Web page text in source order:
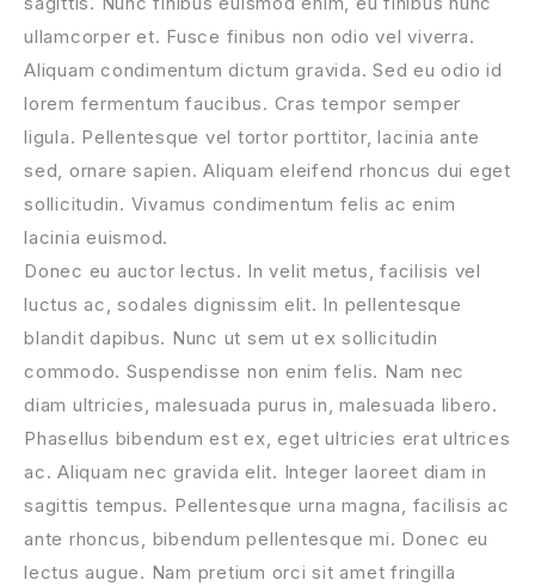
ullamcorper et. Fusce finibus non odio vel viverra.
Aliquam condimentum dictum gravida. Sed eu odio id
lorem fermentum faucibus. Cras tempor semper
ligula. Pellentesque vel tortor porttitor, lacinia ante
sed, ornare sapien. Aliquam eleifend rhoncus dui eget
sollicitudin. Vivamus condimentum felis ac enim
lacinia euismod.
Donec eu auctor lectus. In velit metus, facilisis vel
luctus ac, sodales dignissim elit. In pellentesque
blandit dapibus. Nunc ut sem ut ex sollicitudin
commodo. Suspendisse non enim felis. Nam nec
diam ultricies, malesuada purus in, malesuada libero.
Phasellus bibendum est ex, eget ultricies erat ultrices
ac. Aliquam nec gravida elit. Integer laoreet diam in
sagittis tempus. Pellentesque urna magna, facilisis ac
ante rhoncus, bibendum pellentesque mi. Donec eu
lectus augue. Nam pretium orci sit amet fringilla